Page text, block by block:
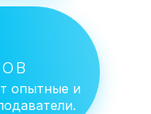
опытные и